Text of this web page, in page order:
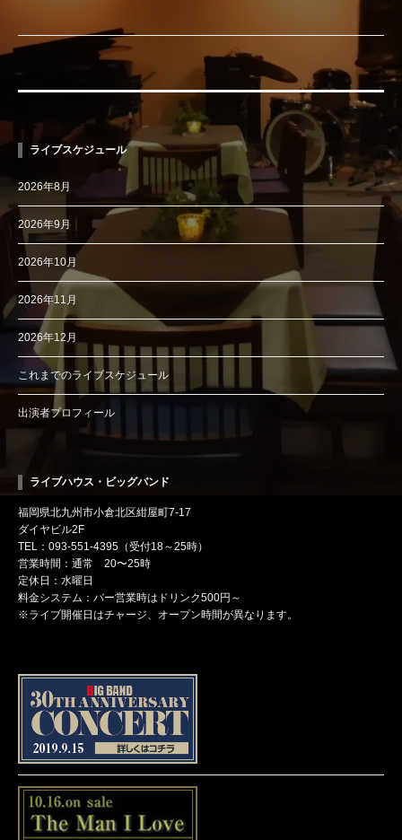
ライブスケジュール
2026年8月
2026年9月
2026年10月
2026年11月
2026年12月
これまでのライブスケジュール
出演者プロフィール
ライブハウス・ビッグバンド
福岡県北九州市小倉北区紺屋町7-17
ダイヤビル2F
TEL：093-551-4395（受付18～25時）
営業時間：通常 20〜25時
定休日：水曜日
料金システム：バー営業時はドリンク500円～
※ライブ開催日はチャージ、オープン時間が異なります。